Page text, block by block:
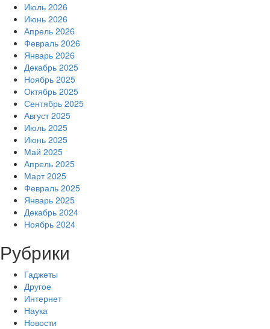
Июль 2026
Июнь 2026
Апрель 2026
Февраль 2026
Январь 2026
Декабрь 2025
Ноябрь 2025
Октябрь 2025
Сентябрь 2025
Август 2025
Июль 2025
Июнь 2025
Май 2025
Апрель 2025
Март 2025
Февраль 2025
Январь 2025
Декабрь 2024
Ноябрь 2024
Рубрики
Гаджеты
Другое
Интернет
Наука
Новости